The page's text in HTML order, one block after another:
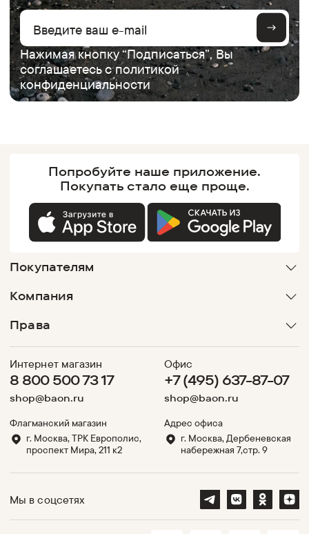
Нажимая кнопку “Подписаться”, Вы
соглашаетесь сполитикой
конфиденциальности
Попробуйте наше приложение.
Покупатьстало еще проще.
Покупателям
Компания
Права
Интернет магазин
8 800 500 73 17
shop@baon.ru
Флагманский магазин
г. Москва, ТРК Европолис,
проспект Мира, 211 к2
Офис
+7 (495) 637-87-07
shop@baon.ru
Адрес офиса
г. Москва, Дербеневская
набережная 7,стр. 9
Мы в соцсетях